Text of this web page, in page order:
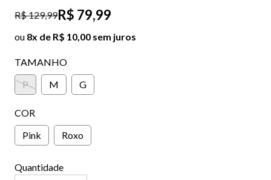
R$ 129,99R$ 79,99
ou 8x de R$ 10,00 sem juros
TAMANHO
P
M G
COR
Pink
Roxo
Quantidade